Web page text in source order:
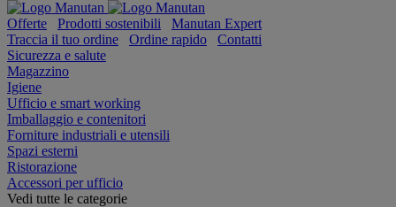
Offerte Prodotti sostenibili
Manutan Expert
Traccia il tuo ordine
Ordine rapido
Contatti
Sicurezza e salute
Magazzino
Igiene
Ufficio e smart working
Imballaggio e contenitori
Forniture industriali e utensili
Spazi esterni
Ristorazione
Accessori per ufficio
Vedi tutte le categorie